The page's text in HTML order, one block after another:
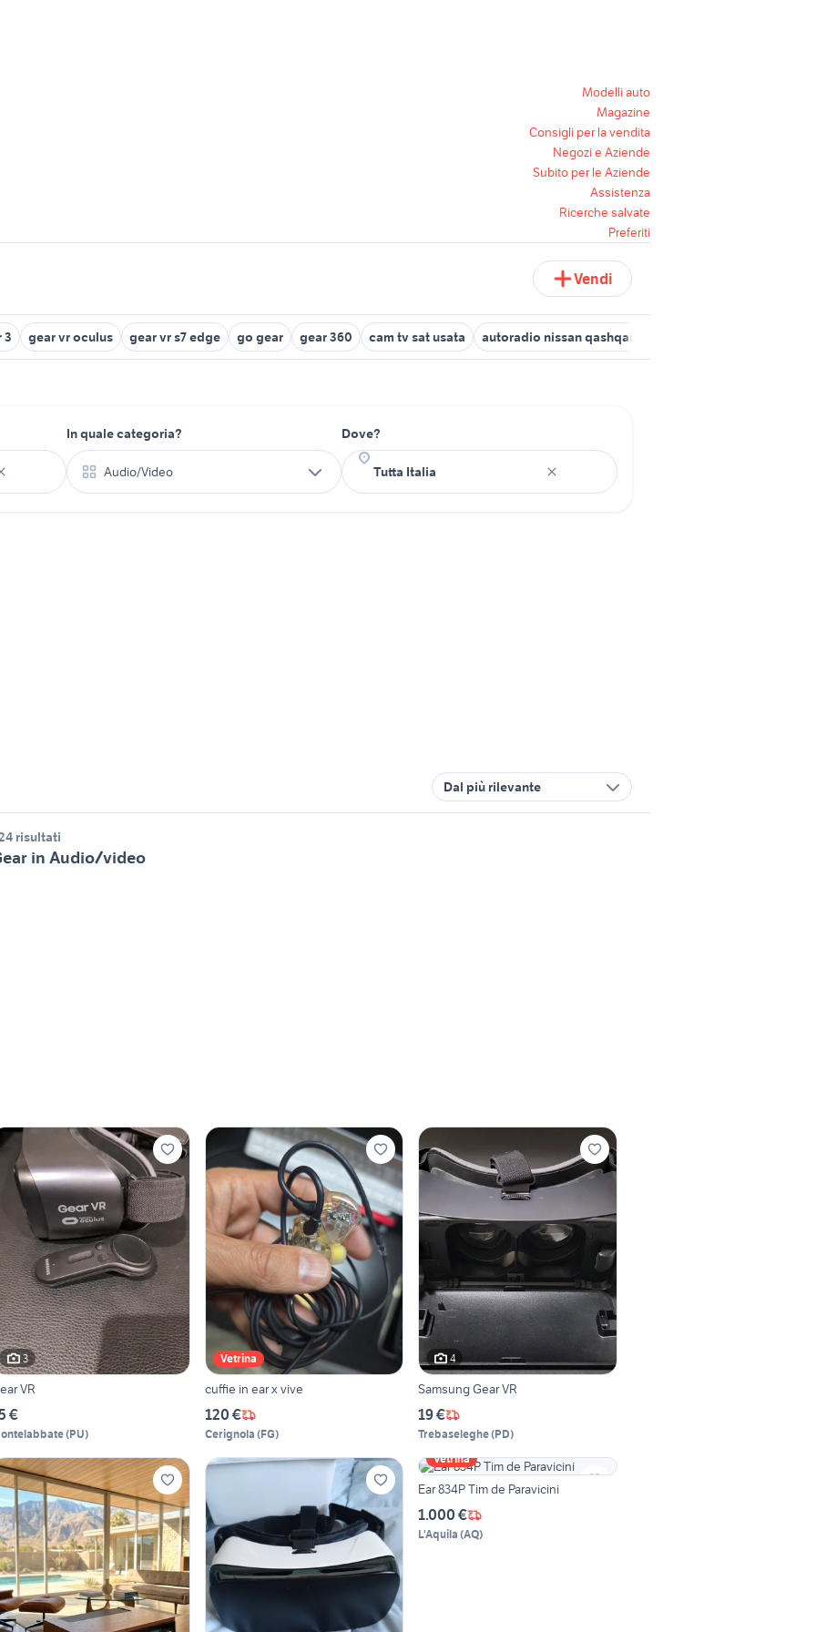
Modelli auto
Magazine
Consigli per la vendita
Negozi e Aziende
Subito per le Aziende
Assistenza
Ricerche salvate
Preferiti
Vendi
3 gear vr oculus gear vr s7 edge go gear gear 360 cam tv sat usata autoradio nissan qashqai audio video
In quale categoria?
Audio/Video
Dove?
Dal più rilevante
risultati
in Audio/video
3
VR
€
(PU)
Vetrina
cuffie in ear x vive
120 €
Cerignola (FG)
4
Samsung Gear VR
19 €
Trebaseleghe(PD)
Vetrina
Ear 834P Tim de Paravicini
1.000 €
L'Aquila (AQ)